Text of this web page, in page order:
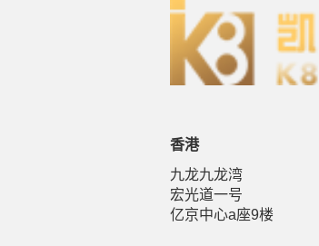
香港
九龙九龙湾
宏光道一号
亿京中心a座9楼